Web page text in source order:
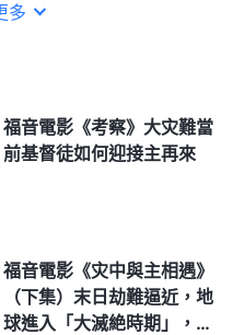
多
福音電影《考察》大灾難當
前基督徒如何迎接主再來
福音電影《灾中與主相遇》
（下集）末日劫難逼近，地
球進入「大滅絶時期」，人